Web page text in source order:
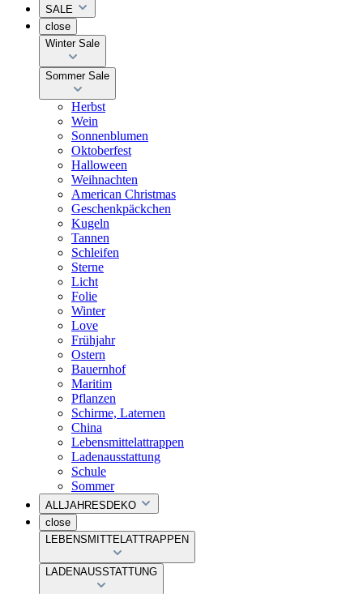
SALE
close
Winter Sale
Sommer Sale
Herbst
Wein
Sonnenblumen
Oktoberfest
Halloween
Weihnachten
American Christmas
Geschenkpäckchen
Kugeln
Tannen
Schleifen
Sterne
Licht
Folie
Winter
Love
Frühjahr
Ostern
Bauernhof
Maritim
Pflanzen
Schirme, Laternen
China
Lebensmittelattrappen
Ladenausstattung
Schule
Sommer
ALLJAHRESDEKO
close
LEBENSMITTELATTRAPPEN
LADENAUSSTATTUNG